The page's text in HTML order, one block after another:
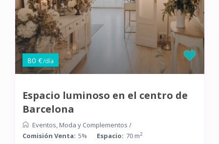
80 €/día
Espacio luminoso en el centro de
Barcelona
Eventos, Moda y Complementos /
Comisión Venta: 5% Espacio: 70 m2